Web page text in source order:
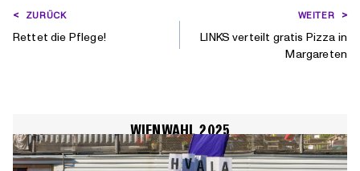
BEITRAGSNAVIGATION
ZURÜCK
Rettet die Pflege!
WEITER
LINKS verteilt gratis Pizza in
Margareten
WIENWAHL 2025